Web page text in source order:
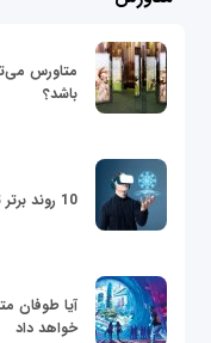
متاورس
باشد؟
10 روند برتر تجارت و فناوری در سال 2022
آیا طوفان
خواهد داد